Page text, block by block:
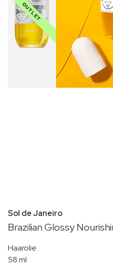
OUTLET
Sol de Janeiro
Brazilian Glossy
Haarolie
58 ml